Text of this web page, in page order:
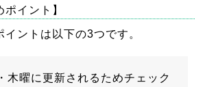
ポイント】
ントは以下の3つです。
木曜に更新されるためチェック